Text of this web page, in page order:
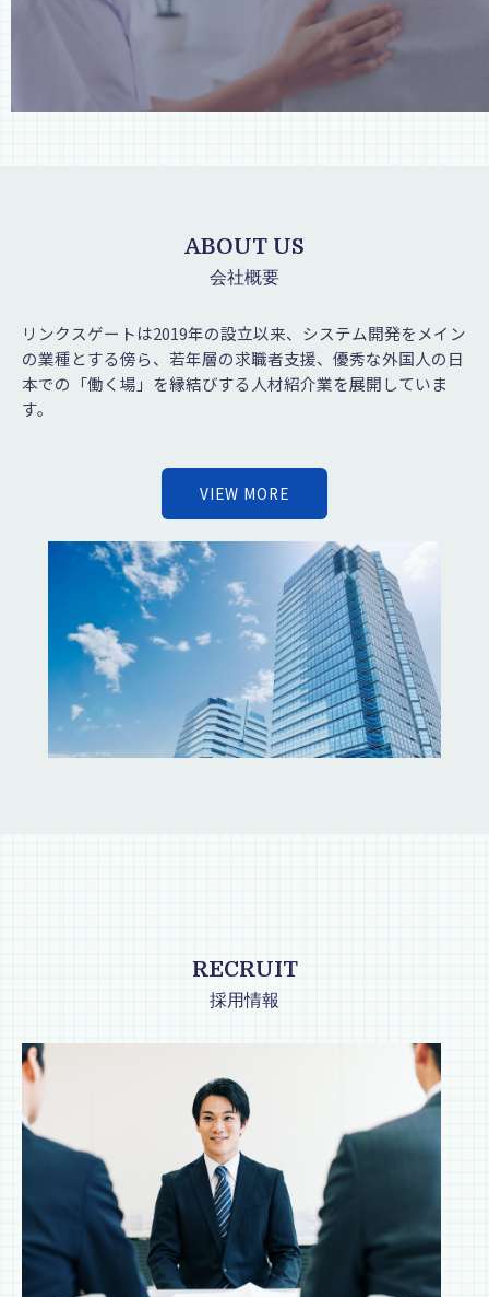
ABOUT US
会社概要
リンクスゲートは2019年の設立以来、システム開発をメイン
の業種とする傍ら、若年層の求職者支援、優秀な外国人の日
本での「働く場」を縁結びする人材紹介業を展開していま
す。
VIEW MORE
RECRUIT
採用情報